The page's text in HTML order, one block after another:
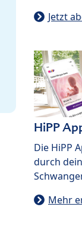
Jetzt
HiPP
Die HiPP
durch
Mehr